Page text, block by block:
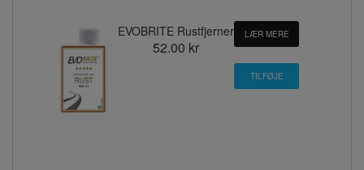
EVOBRITE Rustfjerner
52.00 kr
LÆR MERE